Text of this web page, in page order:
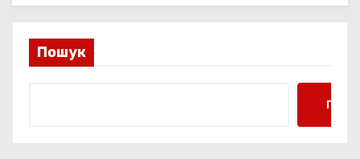
Пошук